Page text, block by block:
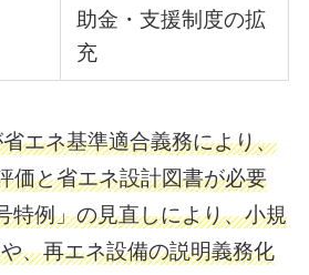
助金・支援制度の拡
充
エネ基準適合義務により、
価と省エネ設計図書が必要
特例」の見直しにより、小規
、再エネ設備の説明義務化